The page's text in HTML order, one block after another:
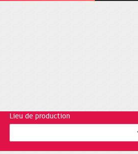
Lieu de production